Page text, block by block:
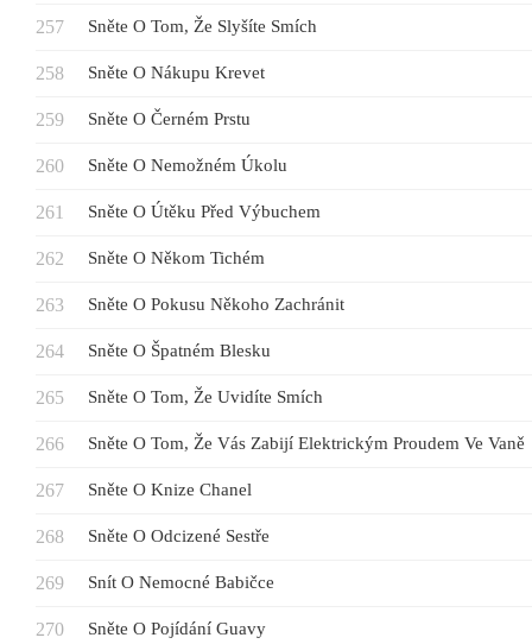
Sněte O Tom, Že Slyšíte Smích
Sněte O Nákupu Krevet
Sněte O Černém Prstu
Sněte O Nemožném Úkolu
Sněte O Útěku Před Výbuchem
Sněte O Někom Tichém
Sněte O Pokusu Někoho Zachránit
Sněte O Špatném Blesku
Sněte O Tom, Že Uvidíte Smích
Sněte O Tom, Že Vás Zabijí Elektrickým Proudem Ve Vaně
Sněte O Knize Chanel
Sněte O Odcizené Sestře
Snít O Nemocné Babičce
Sněte O Pojídání Guavy